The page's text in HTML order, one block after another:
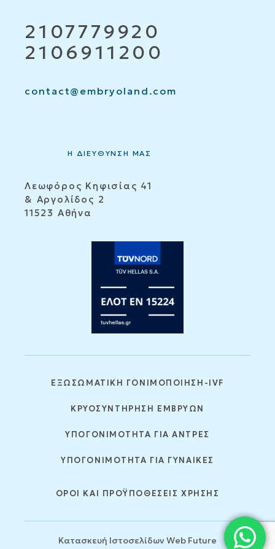
2107779920
2106911200
contact@embryoland.com
Η ΔΙΕΥΘΥΝΣΗ ΜΑΣ
Λεωφόρος Κηφισίας 41
& Αργολίδος 2
11523 Αθήνα
ΕΞΩΣΩΜΑΤΙΚΗ ΓΟΝΙΜΟΠΟΙΗΣΗ-IVF
ΚΡΥΟΣΥΝΤΗΡΗΣΗ ΕΜΒΡΥΩΝ
ΥΠΟΓΟΝΙΜΟΤΗΤΑ ΓΙΑ ΑΝΤΡΕΣ
ΥΠΟΓΟΝΙΜΟΤΗΤΑ ΓΙΑ ΓΥΝΑΙΚΕΣ
ΟΡΟΙ ΚΑΙ ΠΡΟΫΠΟΘΕΣΕΙΣ ΧΡΗΣΗΣ
Κατασκευή Ιστοσελίδων Web Future